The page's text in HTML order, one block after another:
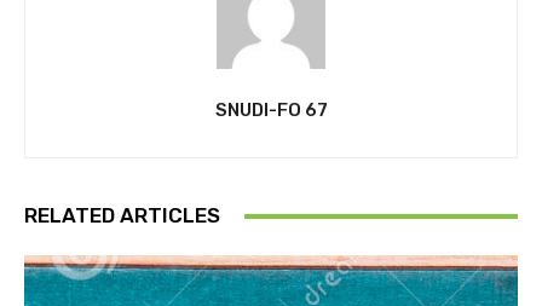
SNUDI-FO 67
RELATED ARTICLES